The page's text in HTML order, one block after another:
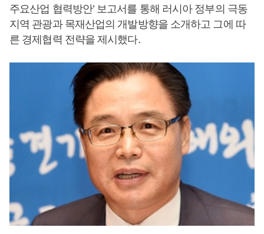
주요산업 협력방안’ 보고서를 통해 러시아 정부의 극동
지역 관광과 목재산업의 개발방향을 소개하고 그에 따
른 경제협력 전략을 제시했다.